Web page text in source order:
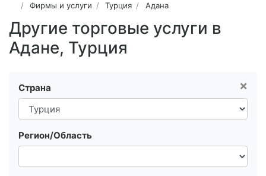
Фирмы и услуги Турция Адана
Другие торговые услуги в
Адане, Турция
×
Страна
Регион/Область